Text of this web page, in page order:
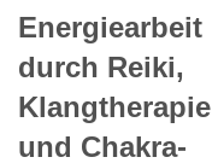
Energiearbeit
durch Reiki,
Klangtherapie
und Chakra-